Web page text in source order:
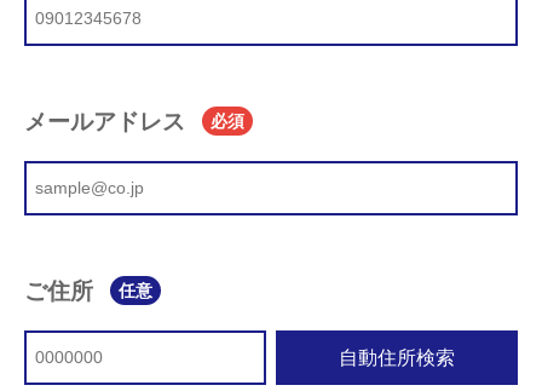
メールアドレス 必須
ご住所 任意
自動住所検索